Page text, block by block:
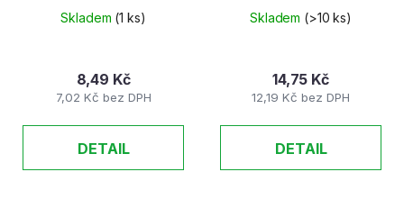
Skladem (1 ks)
7,02 Kč bez DPH
8,49 Kč
DETAIL
Skladem (>10 ks)
12,19 Kč bez DPH
14,75 Kč
DETAIL